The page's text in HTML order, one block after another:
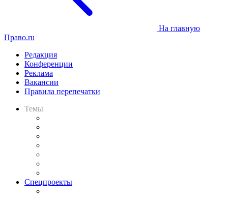
На главную
Право.ru
Редакция
Конференции
Реклама
Вакансии
Правила перепечатки
Темы
Спецпроекты